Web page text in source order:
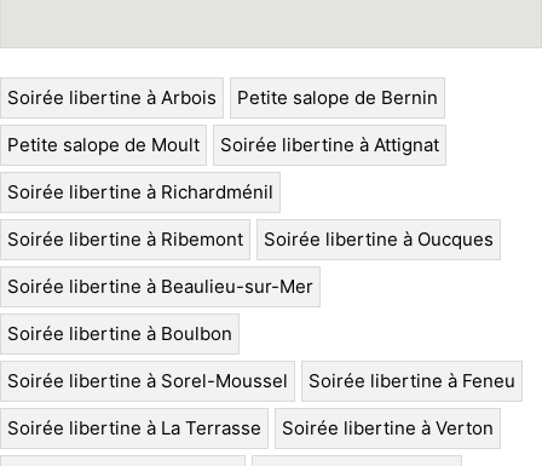
Soirée libertine à Arbois Petite salope de Bernin
Petite salope de Moult Soirée libertine à Attignat
Soirée libertine à Richardménil
Soirée libertine à Ribemont Soirée libertine à Oucques
Soirée libertine à Beaulieu-sur-Mer
Soirée libertine à Boulbon
Soirée libertine à Sorel-Moussel Soirée libertine à Feneu
Soirée libertine à La Terrasse Soirée libertine à Verton